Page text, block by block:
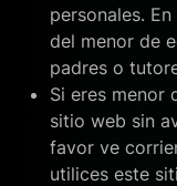
personales.
del menor de
padres o
Si eres menor
sitio web sin
favor ve
utilices este